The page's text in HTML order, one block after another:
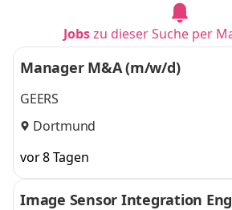
Jobszu dieser Suche per
Manager M&A (m/w/d)
GEERS
Dortmund
vor 8 Tagen
Image Sensor Integration